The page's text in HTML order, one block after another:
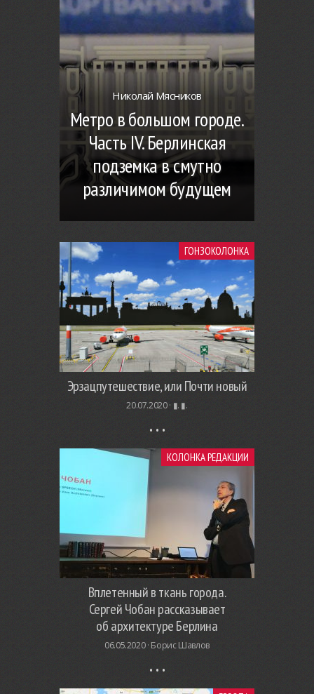
Николай Мясников
Метро в большом городе.
Часть IV. Берлинская
подземка в смутно
различимом будущем
ГОНЗОКОЛОНКА
Эрзацпутешествие, или Почти новый
20.07.2020 · ▮. ▮.
КОЛОНКА РЕДАКЦИИ
Вплетенный в ткань города.
Сергей Чобан рассказывает
об архитектуре Берлина
06.05.2020 · Борис Шавлов